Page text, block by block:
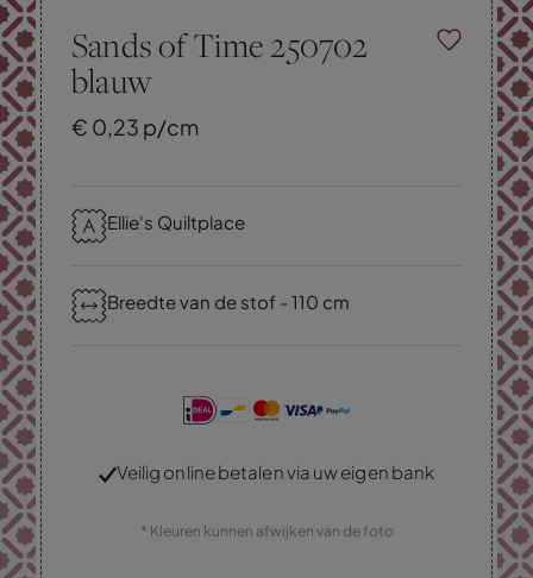
Sands of Time 250702
blauw
€ 0,23 p/cm
Ellie's Quiltplace
Breedte van de stof - 110 cm
Veilig online betalen via uw eigen bank
* Kleuren kunnen afwijken van de foto